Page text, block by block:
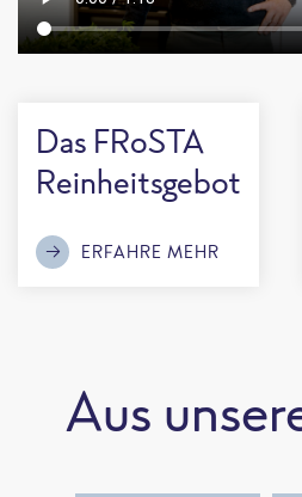
Das FRoSTA
Reinheitsgebot
ERFAHRE MEHR
Aus